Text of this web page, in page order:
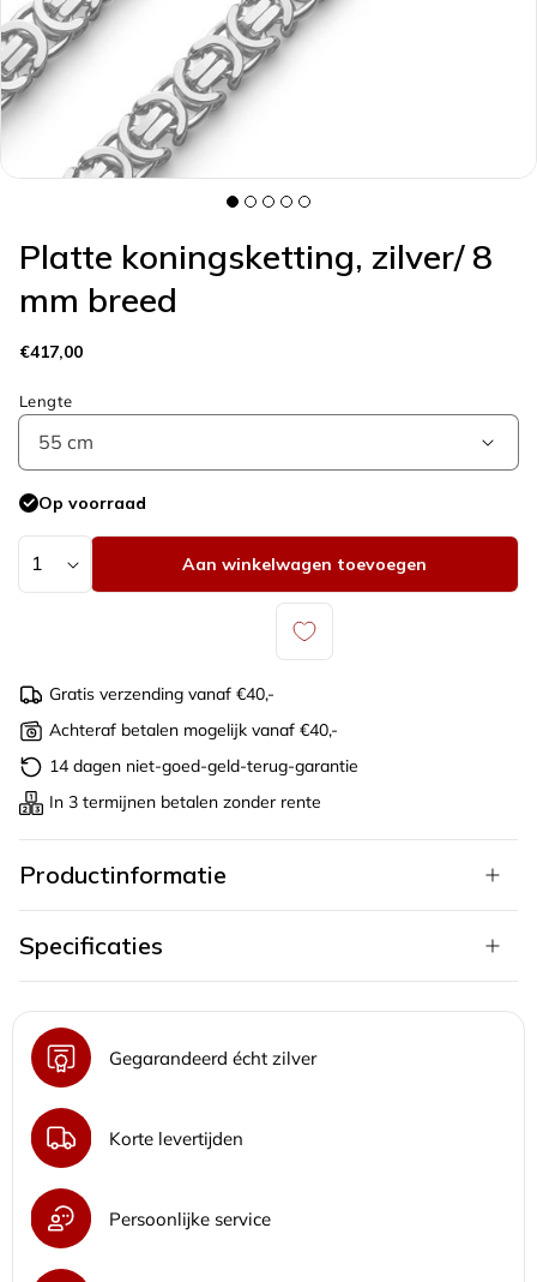
galerieweergave
Platte koningsketting, zilver/ 8
mm breed
Normale
€417,00
Lengte
Op voorraad
Aantal
Aan winkelwagen toevoegen
Gratis verzending vanaf €40,-
Achteraf betalen mogelijk vanaf €40,-
14 dagen niet-goed-geld-terug-garantie
In 3 termijnen betalen zonder rente
Productinformatie
Specificaties
Gegarandeerd écht zilver
Korte levertijden
Persoonlijke service